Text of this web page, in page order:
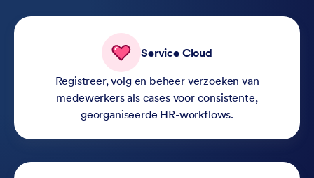
Service Cloud
Registreer, volg en beheer verzoeken van
medewerkers als cases voor consistente,
georganiseerde HR-workflows.